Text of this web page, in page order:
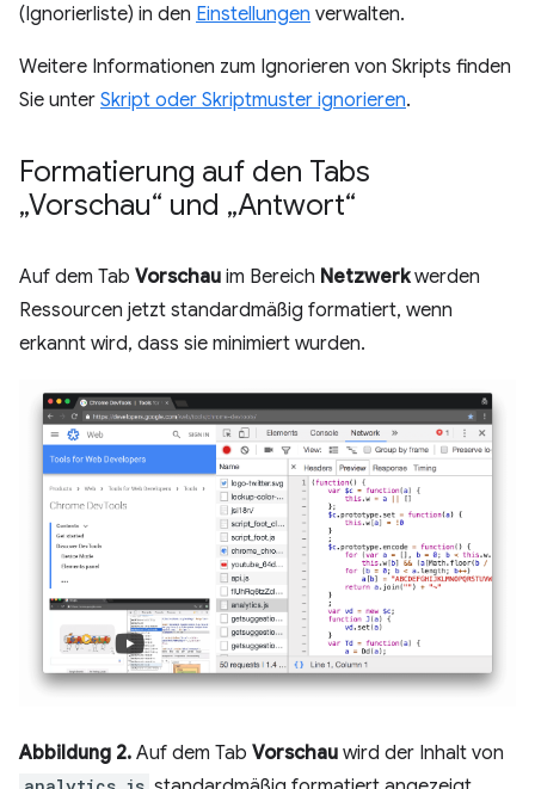
(Ignorierliste) in den Einstellungen verwalten.
Weitere Informationen zum Ignorieren von Skripts finden
Sie unter Skript oder Skriptmuster ignorieren.
Formatierung auf den Tabs
„Vorschau“ und „Antwort“
Auf dem Tab Vorschau im Bereich Netzwerkwerden
Ressourcen jetzt standardmäßig formatiert, wenn
erkannt wird, dass sie minimiert wurden.
Abbildung 2. Auf dem Tab Vorschau wird der Inhalt von